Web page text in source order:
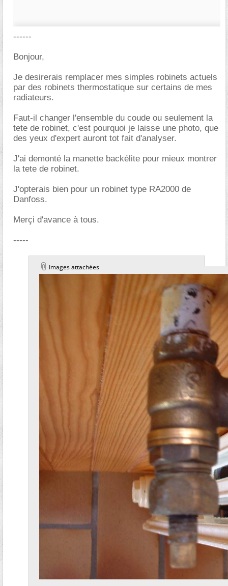
------
Bonjour,
Je desirerais remplacer mes simples robinets actuels
par des robinets thermostatique sur certains de mes
radiateurs.
Faut-il changer l'ensemble du coude ou seulement la
tete de robinet, c'est pourquoi je laisse une photo, que
des yeux d'expert auront tot fait d'analyser.
J'ai demonté la manette backélite pour mieux montrer
la tete de robinet.
J'opterais bien pour un robinet type RA2000 de
Danfoss.
Merçi d'avance à tous.
-----
Images attachées